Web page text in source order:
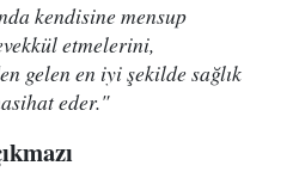
kendisine mensup
etmelerini,
gelen en iyi şekilde sağlık
eder."